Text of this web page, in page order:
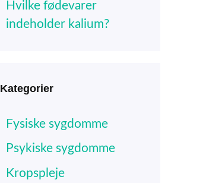
Hvilke fødevarer
indeholder kalium?
Kategorier
Fysiske sygdomme
Psykiske sygdomme
Kropspleje